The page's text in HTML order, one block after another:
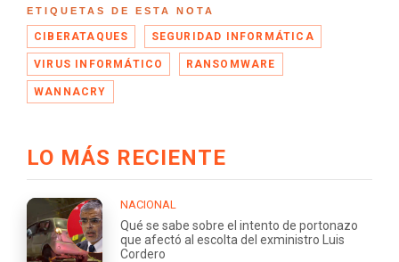
ETIQUETAS DE ESTA NOTA
CIBERATAQUES SEGURIDAD INFORMÁTICA
VIRUS INFORMÁTICO RANSOMWARE
WANNACRY
LO MÁS RECIENTE
NACIONAL
Qué se sabe sobre el intento de portonazo
que afectó al escolta del exministro Luis
Cordero